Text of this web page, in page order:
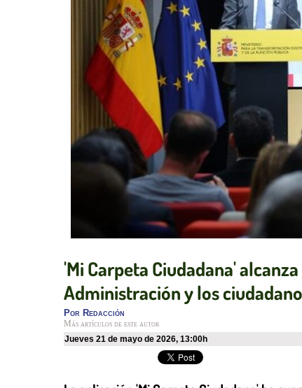
'Mi Carpeta Ciudadana'
Administración y los
Por Redacción
Más artículos de este autor
jueves 21 de mayo de 2026, 13:00h